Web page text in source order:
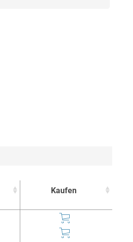
Kaufen
Kaufen